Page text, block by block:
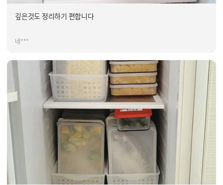
깊은것도 정리하기 편합니다
네***